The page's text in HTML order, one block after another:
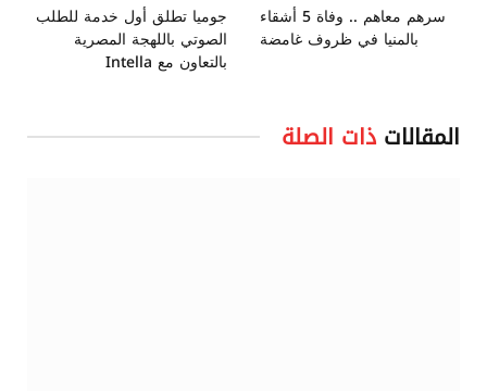
سرهم معاهم .. وفاة 5 أشقاء
بالمنيا في ظروف غامضة
جوميا تطلق أول خدمة للطلب
الصوتي باللهجة المصرية
بالتعاون مع Intella
المقالات ذات الصلة